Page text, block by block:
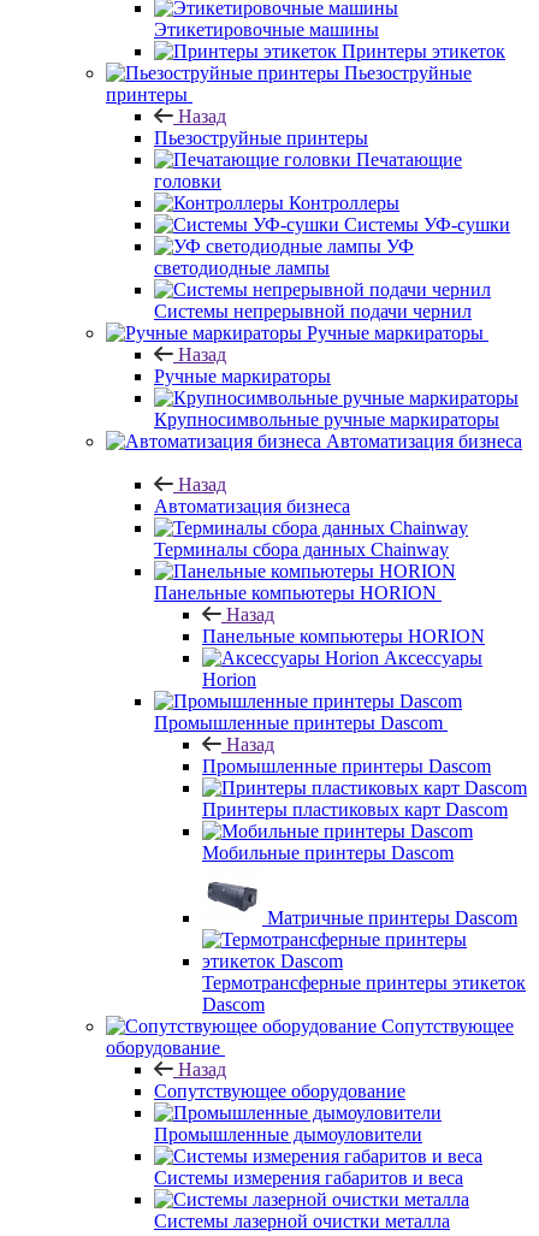
Этикетировочные машины
Принтеры этикеток
Пьезоструйные
принтеры
Назад
Пьезоструйные принтеры
Печатающие
головки
Контроллеры
Системы УФ-сушки
УФ
светодиодные лампы
Системы непрерывной подачи чернил
Ручные маркираторы
Назад
Ручные маркираторы
Крупносимвольные ручные маркираторы
Автоматизация бизнеса
Назад
Автоматизация бизнеса
Терминалы сбора данных Chainway
Панельные компьютеры HORION
Назад
Панельные компьютеры HORION
Аксессуары
Horion
Промышленные принтеры Dascom
Назад
Промышленные принтеры Dascom
Принтеры пластиковых карт Dascom
Мобильные принтеры Dascom
Матричные принтеры Dascom
Термотрансферные принтеры этикеток
Dascom
Сопутствующее
оборудование
Назад
Сопутствующее оборудование
Промышленные дымоуловители
Системы измерения габаритов и веса
Системы лазерной очистки металла